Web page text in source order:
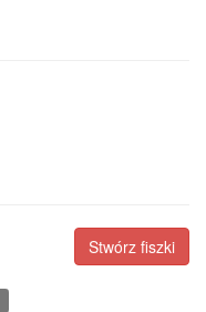
Stwórz fiszki